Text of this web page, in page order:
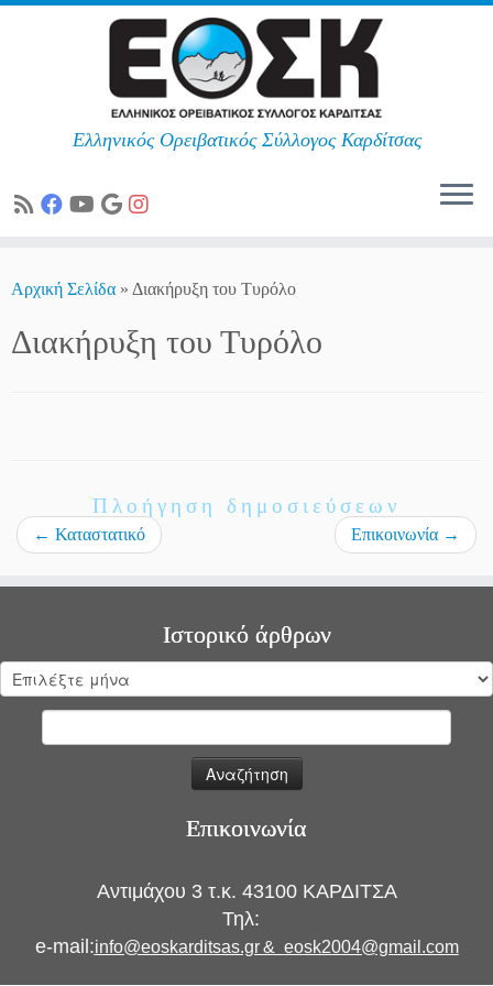
Ελληνικός Ορειβατικός Σύλλογος Καρδίτσας
Αρχική Σελίδα » Διακήρυξη του Τυρόλο
Διακήρυξη του Τυρόλο
Πλοήγηση δημοσιεύσεων
← Καταστατικό Επικοινωνία →
Ιστορικό άρθρων
Ιστορικό
άρθρων
Επικοινωνία
Αντιμάχου 3 τ.κ. 43100 ΚΑΡΔΙΤΣΑ
Τηλ:
e-mail:info@eoskarditsas.gr & eosk2004@gmail.com